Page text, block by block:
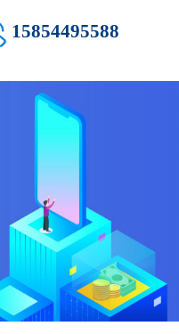
15854495588